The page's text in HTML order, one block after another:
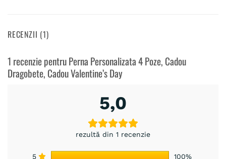
RECENZII (1)
1 recenzie pentruPerna Personalizata 4 Poze, Cadou
Dragobete, Cadou Valentine’s Day
5,0
rezultă din 1 recenzie
5 100%